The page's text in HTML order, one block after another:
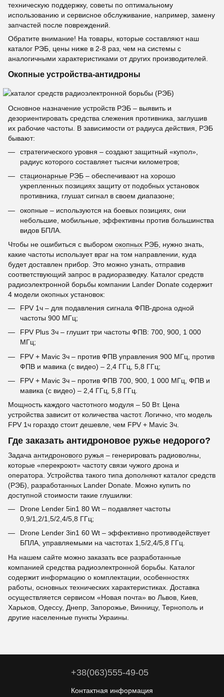
техническую поддержку, советы по оптимальному
использованию и сервисное обслуживание, например, замену
запчастей после повреждений.
Обратите внимание! На товары, которые составляют наш
каталог РЭБ, цены ниже в 2-8 раз, чем на системы с
аналогичными характеристиками от других производителей.
Окопные устройства-антидроны
Основное назначение устройств РЭБ – выявить и
дезориентировать средства слежения противника, заглушив
их рабочие частоты. В зависимости от радиуса действия, РЭБ
бывают:
стратегического уровня – создают защитный «купол»,
радиус которого составляет тысячи километров;
стационарные РЭБ – обеспечивают на хорошо
укрепленных позициях защиту от подобных установок
противника, глушат сигнал в своем диапазоне;
окопные – используются на боевых позициях, они
небольшие, мобильные, эффективны против большинства
видов БПЛА.
Чтобы не ошибиться с выбором окопных РЭБ , нужно знать,
какие частоты использует враг на том направлении, куда
будет доставлен прибор. Это можно узнать, отправив
соответствующий запрос в радиоразведку. Каталог средств
радиоэлектронной борьбы компании Lander Donate содержит
4 модели окопных установок:
FPV 1ч – для подавления сигнала ФПВ-дрона одной
частоты 900 МГц;
FPV Plus 3ч – глушит три частоты ФПВ: 700, 900, 1 000
МГц;
FPV + Mavic 3ч – против ФПВ управления 900 МГц, против
ФПВ и мавика (с видео) – 2,4 ГГц, 5,8 ГГц;
FPV + Mavic 3ч – против ФПВ 700, 900, 1 000 МГц, ФПВ и
мавика (с видео) – 2,4 ГГц, 5,8 ГГц.
Мощность каждого частотного модуля – 50 Вт. Цена
устройства зависит от количества частот. Логично, что модель
FPV 1ч гораздо стоит дешевле, чем FPV + Mavic 3ч.
Где заказать антидроновое ружье недорого?
Задача антидронового ружья – генерировать радиоволны,
которые «перекроют» частоту связи чужого дрона и
оператора. Устройства такого типа дополняют каталог средств
(РЭБ), разработанных Lander Donate. Можно купить по
доступной стоимости такие глушилки:
Drone Lender 5in1 80 Wt – подавляет частоты
0,9/1,2/1,5/2,4/5,8 ГГц;
Drone Lender 3in1 60 Wt – эффективно противодействует
БПЛА, управляемыми на частотах 1,5/2,4/5,8 ГГц.
На нашем сайте можно заказать все разработанные
компанией средства радиоэлектронной борьбы. Каталог
содержит информацию о комплектации, особенностях
работы, основных технических характеристиках. Доставка
осуществляется сервисом «Новая почта» во Львов, Киев,
Харьков, Одессу, Днепр, Запорожье, Винницу, Тернополь и
другие населенные пункты Украины.
+38(063)555-49-05
Контактная информация